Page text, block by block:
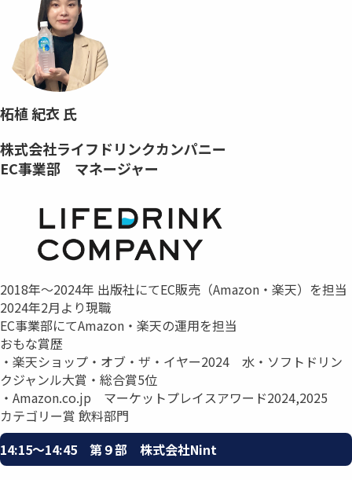
柘植 紀衣 氏
株式会社ライフドリンクカンパニー
EC事業部 マネージャー
2018年～2024年 出版社にてEC販売（Amazon・楽天）を担当
2024年2月より現職
EC事業部にてAmazon・楽天の運用を担当
おもな賞歴
・楽天ショップ・オブ・ザ・イヤー2024 水・ソフトドリン
クジャンル大賞・総合賞5位
・Amazon.co.jp マーケットプレイスアワード2024,2025
カテゴリー賞 飲料部門
14:15〜14:45 第９部 株式会社Nint